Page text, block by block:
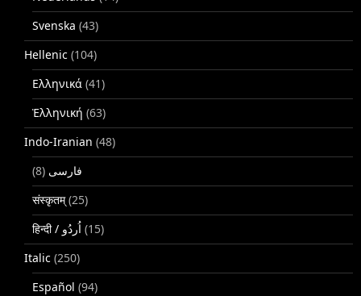
Svenska (43)
Hellenic (104)
Ελληνικά (41)
Ἑλληνική (63)
Indo-Iranian (48)
فارسی (8)
संस्कृतम्(25)
(15)
Italic (250)
Español (94)